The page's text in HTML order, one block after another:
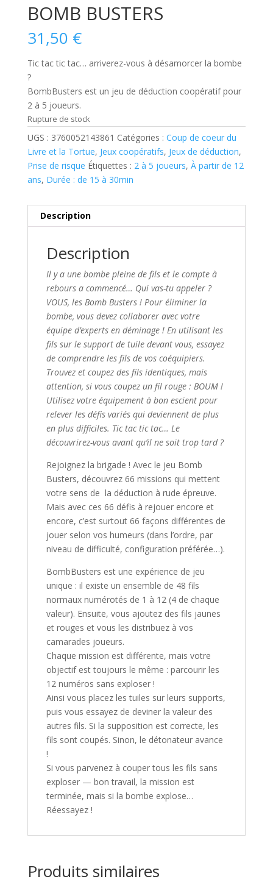
BOMB BUSTERS
31,50 €
Tic tac tic tac… arriverez-vous à désamorcer la bombe
?
BombBusters est un jeu de déduction coopératif pour
2 à 5 joueurs.
Rupture de stock
UGS : 3760052143861 Catégories : Coup de coeur du
Livre et la Tortue, Jeux coopératifs, Jeux de déduction,
Prise de risque Étiquettes : 2 à 5 joueurs, À partir de 12
ans, Durée : de 15 à 30min
Description
Description
Il y a une bombe pleine de fils et le compte à
rebours a commencé… Qui vas-tu appeler ?
VOUS, les Bomb Busters ! Pour éliminer la
bombe, vous devez collaborer avec votre
équipe d’experts en déminage ! En utilisant les
fils sur le support de tuile devant vous, essayez
de comprendre les fils de vos coéquipiers.
Trouvez et coupez des fils identiques, mais
attention, si vous coupez un fil rouge : BOUM !
Utilisez votre équipement à bon escient pour
relever les défis variés qui deviennent de plus
en plus difficiles. Tic tac tic tac… Le
découvrirez-vous avant qu’il ne soit trop tard ?
Rejoignez la brigade ! Avec le jeu Bomb
Busters, découvrez 66 missions qui mettent
votre sens de la déduction à rude épreuve.
Mais avec ces 66 défis à rejouer encore et
encore, c’est surtout 66 façons différentes de
jouer selon vos humeurs (dans l’ordre, par
niveau de difficulté, configuration préférée…).
BombBusters est une expérience de jeu
unique : il existe un ensemble de 48 fils
normaux numérotés de 1 à 12 (4 de chaque
valeur). Ensuite, vous ajoutez des fils jaunes
et rouges et vous les distribuez à vos
camarades joueurs.
Chaque mission est différente, mais votre
objectif est toujours le même : parcourir les
12 numéros sans exploser !
Ainsi vous placez les tuiles sur leurs supports,
puis vous essayez de deviner la valeur des
autres fils. Si la supposition est correcte, les
fils sont coupés. Sinon, le détonateur avance
!
Si vous parvenez à couper tous les fils sans
exploser — bon travail, la mission est
terminée, mais si la bombe explose…
Réessayez !
Produits similaires